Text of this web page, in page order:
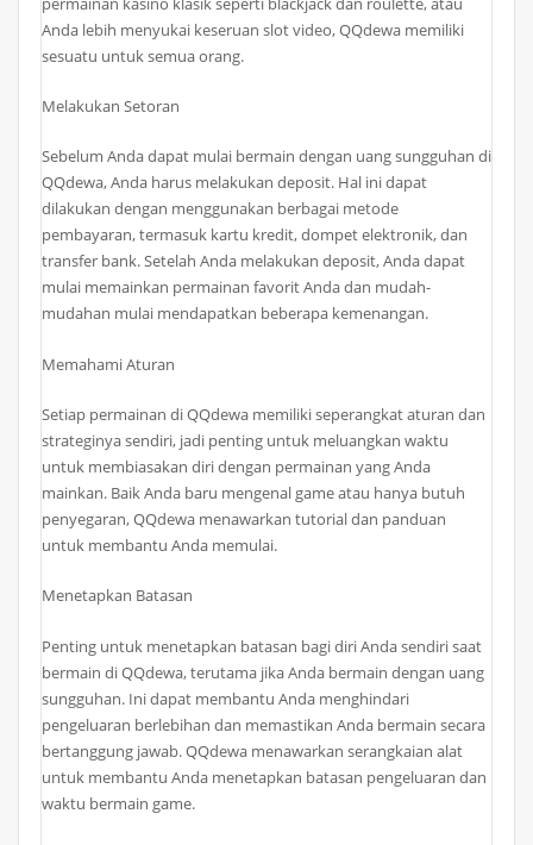
Anda lebih menyukai keseruan slot video, QQdewa memiliki
sesuatu untuk semua orang.
Melakukan Setoran
Sebelum Anda dapat mulai bermain dengan uang sungguhan di
QQdewa, Anda harus melakukan deposit. Hal ini dapat
dilakukan dengan menggunakan berbagai metode
pembayaran, termasuk kartu kredit, dompet elektronik, dan
transfer bank. Setelah Anda melakukan deposit, Anda dapat
mulai memainkan permainan favorit Anda dan mudah-
mudahan mulai mendapatkan beberapa kemenangan.
Memahami Aturan
Setiap permainan di QQdewa memiliki seperangkat aturan dan
strateginya sendiri, jadi penting untuk meluangkan waktu
untuk membiasakan diri dengan permainan yang Anda
mainkan. Baik Anda baru mengenal game atau hanya butuh
penyegaran, QQdewa menawarkan tutorial dan panduan
untuk membantu Anda memulai.
Menetapkan Batasan
Penting untuk menetapkan batasan bagi diri Anda sendiri saat
bermain di QQdewa, terutama jika Anda bermain dengan uang
sungguhan. Ini dapat membantu Anda menghindari
pengeluaran berlebihan dan memastikan Anda bermain secara
bertanggung jawab. QQdewa menawarkan serangkaian alat
untuk membantu Anda menetapkan batasan pengeluaran dan
waktu bermain game.